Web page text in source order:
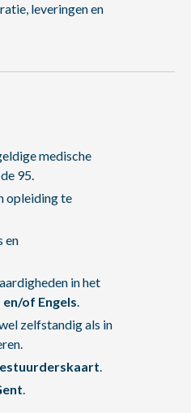
leveringen en
medische
95.
opleiding te
en
in het
of Engels.
zelfstandig als in
.
.